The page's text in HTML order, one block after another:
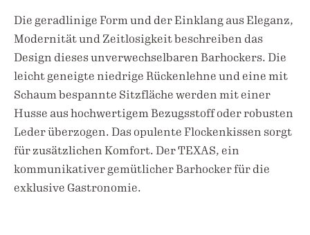
Die geradlinige Form und der Einklang aus Eleganz,
Modernität und Zeitlosigkeit beschreiben das
Design dieses unverwechselbaren Barhockers. Die
leicht geneigte niedrige Rückenlehne und eine mit
Schaum bespannte Sitzfläche werden mit einer
Husse aus hochwertigem Bezugsstoff oder robusten
Leder überzogen. Das opulente Flockenkissen sorgt
für zusätzlichen Komfort. Der TEXAS, ein
kommunikativer gemütlicher Barhocker für die
exklusive Gastronomie.